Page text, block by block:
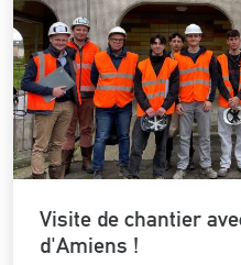
Visite de chantier
d'Amiens !